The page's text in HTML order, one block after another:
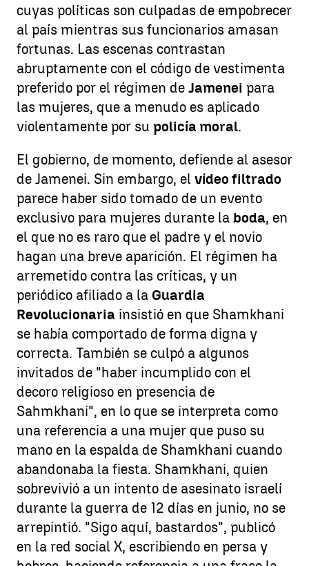
cuyas políticas son culpadas de empobrecer
al país mientras sus funcionarios amasan
fortunas. Las escenas contrastan
abruptamente con el código de vestimenta
preferido por el régimen de Jamenei para
las mujeres, que a menudo es aplicado
violentamente por su policía moral.
El gobierno, de momento, defiende al asesor
de Jamenei. Sin embargo, el vídeo filtrado
parece haber sido tomado de un evento
exclusivo para mujeres durante la boda, en
el que no es raro que el padre y el novio
hagan una breve aparición. El régimen ha
arremetido contra las críticas, y un
periódico afiliado a la Guardia
Revolucionaria insistió en que Shamkhani
se había comportado de forma digna y
correcta. También se culpó a algunos
invitados de "haber incumplido con el
decoro religioso en presencia de
Sahmkhani", en lo que se interpreta como
una referencia a una mujer que puso su
mano en la espalda de Shamkhani cuando
abandonaba la fiesta. Shamkhani, quien
sobrevivió a un intento de asesinato israelí
durante la guerra de 12 días en junio, no se
arrepintió. "Sigo aquí, bastardos", publicó
en la red social X, escribiendo en persa y